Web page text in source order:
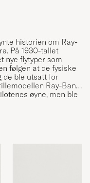
historien om Ray-
På 1930-tallet
nye flytyper som
følgen at de fysiske
de ble utsatt for
Ray-Ban
øyne, men ble
Et legendarisk